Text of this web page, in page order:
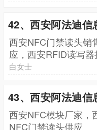
42、西安阿法迪
西安NFC门禁读头销
应，西安RFID读写
白女士
43、西安阿法迪信
西安NFC模块厂家，
NFC门禁读头供应